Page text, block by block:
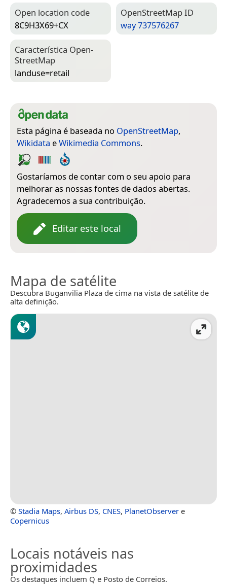
Open location code
8C9H3X69+CX
Open­Street­Map ID
way 737576267
Característica Open­
Street­Map
landuse=­retail
Esta página é baseada no OpenStreetMap,
Wikidata eWikimedia Commons.
Gostaríamos de contar com o seu apoio para
melhorar as nossas fontes de dados abertas.
Agradecemos a sua contribuição.
Editar este local
Mapa de satélite
Descubra Buganvilia Plaza de cima na vista de satélite de
alta definição.
© Stadia Maps, Airbus DS, CNES, PlanetObserver e
Copernicus
Locais notáveis nas
proximidades
Os destaques incluem Q e Posto de Correios.